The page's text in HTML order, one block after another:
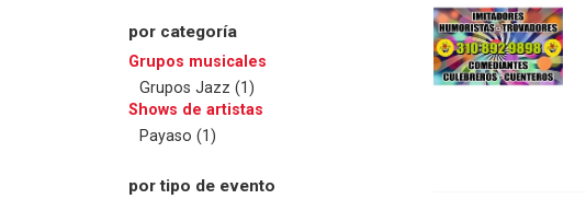
por categoría
Grupos musicales
Grupos Jazz (1)
Shows de artistas
Payaso (1)
por tipo de evento